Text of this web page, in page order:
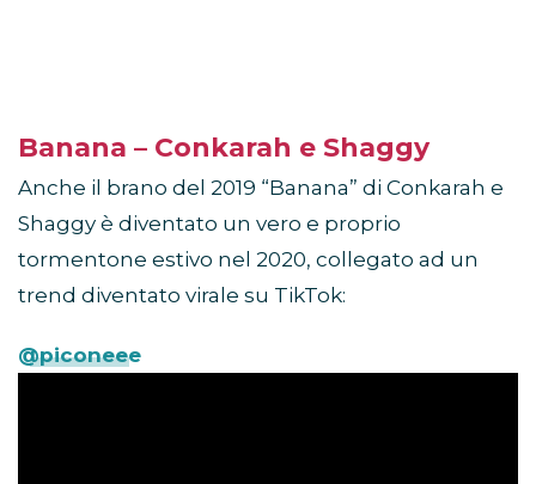
Banana – Conkarah e Shaggy
Anche il brano del 2019 “Banana” di Conkarah e
Shaggy è diventato un vero e proprio
tormentone estivo nel 2020, collegato ad un
trend diventato virale su TikTok:
@piconeee